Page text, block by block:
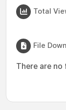
Total
File
There are